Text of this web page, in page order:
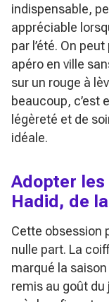
indispensable,
appréciable
par l’été. On
apéro en ville
sur un rouge à
beaucoup, c’est
légèreté et de
idéale.
Adopter les
Hadid, de
Cette obsession
nulle part. La
marqué la
remis au goût du